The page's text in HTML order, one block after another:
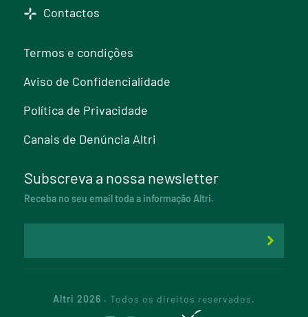
Contactos
Termos e condições
Aviso de Confidencialidade
Política de Privacidade
Canais de Denúncia Altri
Subscreva a nossa newsletter
Receba no seu email toda a informação Altri.
Altri 2026 . Todos os direitos reservados.